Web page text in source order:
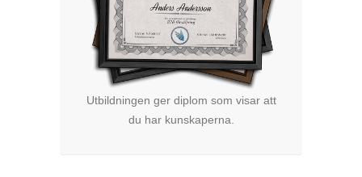
Utbildningen ger diplom som visar att
du har kunskaperna.